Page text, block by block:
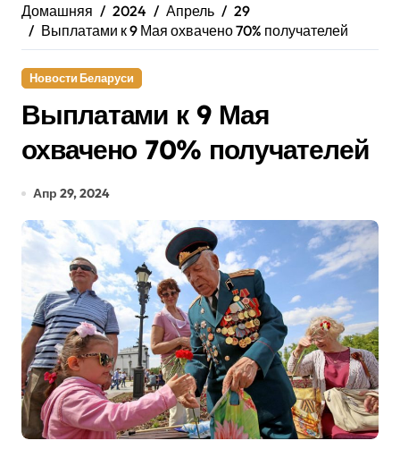
Домашняя 2024 Апрель
29
Выплатами к 9 Мая охвачено 70% получателей
Новости Беларуси
Выплатами к 9 Мая
охвачено 70% получателей
Апр 29, 2024